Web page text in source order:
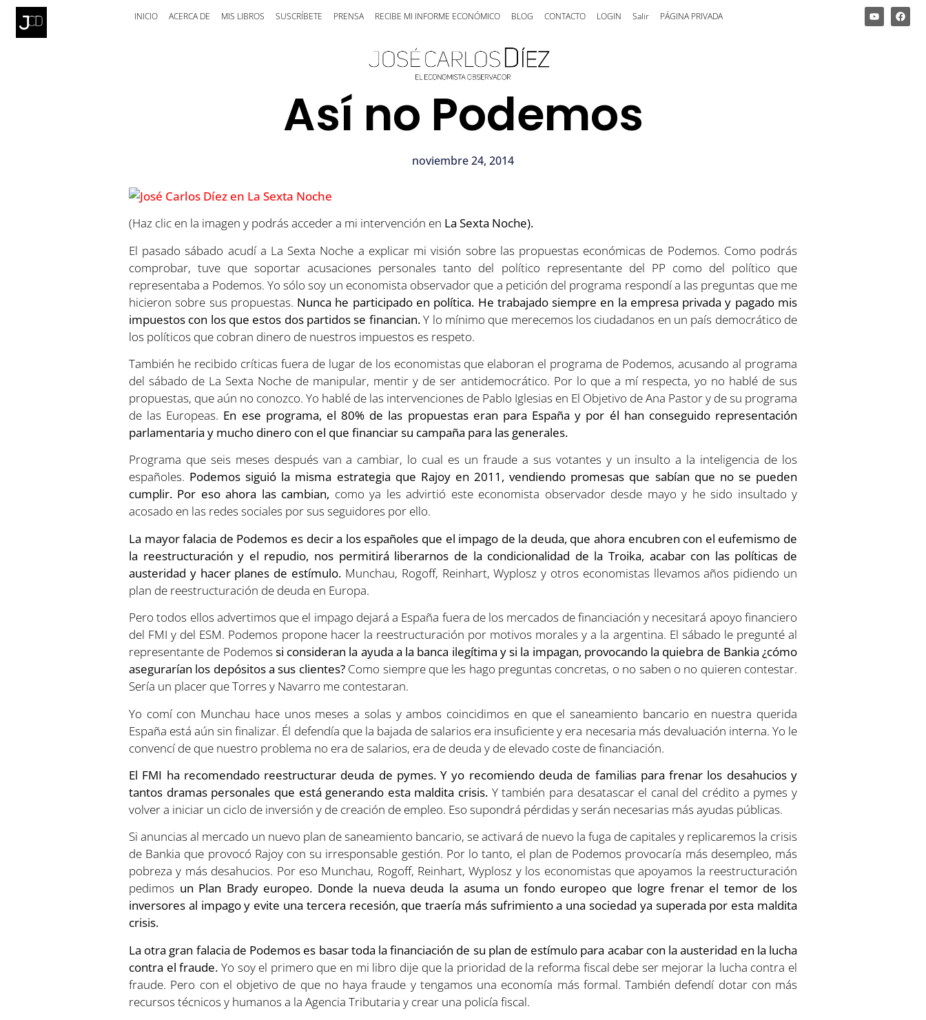
INICIO ACERCA DE MIS LIBROS SUSCRÍBETE PRENSA RECIBE MI INFORME ECONÓMICO BLOG CONTACTO LOGIN Salir PÁGINA PRIVADA
Así no Podemos
noviembre 24, 2014
(Haz clic en la imagen y podrás acceder a mi intervención en La Sexta Noche).
El pasado sábado acudí a La Sexta Noche a explicar mi visión sobre las propuestas económicas de Podemos. Como podrás
comprobar, tuve que soportar acusaciones personales tanto del político representante del PP como del político que
representaba a Podemos. Yo sólo soy un economista observador que a petición del programa respondí a las preguntas que me
hicieron sobre sus propuestas. Nunca he participado en política. He trabajado siempre en la empresa privada y pagado mis
impuestos con los que estos dos partidos se financian.Y lo mínimo que merecemos los ciudadanos en un país democrático de
los políticos que cobran dinero de nuestros impuestos es respeto.
También he recibido críticas fuera de lugar de los economistas que elaboran el programa de Podemos, acusando al programa
del sábado de La Sexta Noche de manipular, mentir y de ser antidemocrático. Por lo que a mí respecta, yo no hablé de sus
propuestas, que aún no conozco. Yo hablé de las intervenciones de Pablo Iglesias en El Objetivo de Ana Pastor y de su programa
de las Europeas. En ese programa, el 80% de las propuestas eran para España y por él han conseguido representación
parlamentaria y mucho dinero con el que financiar su campaña para las generales.
Programa que seis meses después van a cambiar, lo cual es un fraude a sus votantes y un insulto a la inteligencia de los
españoles. Podemos siguió la misma estrategia que Rajoy en 2011, vendiendo promesas que sabían que no se pueden
cumplir. Por eso ahora las cambian, como ya les advirtió este economista observador desde mayo y he sido insultado y
acosado en las redes sociales por sus seguidores por ello.
La mayor falacia de Podemos es decir a los españoles que el impago de la deuda, que ahora encubren con el eufemismo de
la reestructuración y el repudio, nos permitirá liberarnos de la condicionalidad de la Troika, acabar con las políticas de
austeridad y hacer planes de estímulo. Munchau, Rogoff, Reinhart, Wyplosz y otros economistas llevamos años pidiendo un
plan de reestructuración de deuda en Europa.
Pero todos ellos advertimos que el impago dejará a España fuera de los mercados de financiación y necesitará apoyo financiero
del FMI y del ESM. Podemos propone hacer la reestructuración por motivos morales y a la argentina. El sábado le pregunté al
representante de Podemossi consideran la ayuda a la banca ilegítima y si la impagan, provocando la quiebra de Bankia ¿cómo
asegurarían los depósitos a sus clientes?Como siempre que les hago preguntas concretas, o no saben o no quieren contestar.
Sería un placer que Torres y Navarro me contestaran.
Yo comí con Munchau hace unos meses a solas y ambos coincidimos en que el saneamiento bancario en nuestra querida
España está aún sin finalizar. Él defendía que la bajada de salarios era insuficiente y era necesaria más devaluación interna. Yo le
convencí de que nuestro problema no era de salarios, era de deuda y de elevado coste de financiación.
El FMI ha recomendado reestructurar deuda de pymes. Y yo recomiendo deuda de familias para frenar los desahucios y
tantos dramas personales que está generando esta maldita crisis. Y también para desatascar el canal del crédito a pymes y
volver a iniciar un ciclo de inversión y de creación de empleo. Eso supondrá pérdidas y serán necesarias más ayudas públicas.
Si anuncias al mercado un nuevo plan de saneamiento bancario, se activará de nuevo la fuga de capitales y replicaremos la crisis
de Bankia que provocó Rajoy con su irresponsable gestión. Por lo tanto, el plan de Podemos provocaría más desempleo, más
pobreza y más desahucios. Por eso Munchau, Rogoff, Reinhart, Wyplosz y los economistas que apoyamos la reestructuración
pedimos un Plan Brady europeo. Donde la nueva deuda la asuma un fondo europeo que logre frenar el temor de los
inversores al impago y evite una tercera recesión, que traería más sufrimiento a una sociedad ya superada por esta maldita
crisis.
La otra gran falacia de Podemos es basar toda la financiación de su plan de estímulo para acabar con la austeridad en la lucha
contra el fraude. Yo soy el primero que en mi libro dije que la prioridad de la reforma fiscal debe ser mejorar la lucha contra el
fraude. Pero con el objetivo de que no haya fraude y tengamos una economía más formal. También defendí dotar con más
recursos técnicos y humanos a la Agencia Tributaria y crear una policía fiscal.